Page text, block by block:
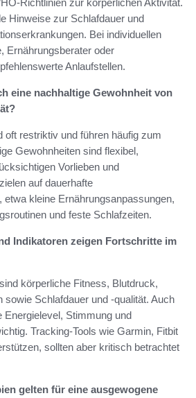
zur körperlichen Aktivität.
Hinweise zur Schlafdauer und
Bei individuellen
Ernährungsberater oder
Anlaufstellen.
eine nachhaltige Gewohnheit von
oft restriktiv und führen häufig zum
Gewohnheiten sind flexibel,
Vorlieben und
auf dauerhafte
etwa kleine Ernährungsanpassungen,
und feste Schlafzeiten.
Indikatoren zeigen Fortschritte im
körperliche Fitness, Blutdruck,
sowie Schlafdauer und -qualität. Auch
Energielevel, Stimmung und
Tracking-Tools wie Garmin, Fitbit
sollten aber kritisch betrachtet
gelten für eine ausgewogene